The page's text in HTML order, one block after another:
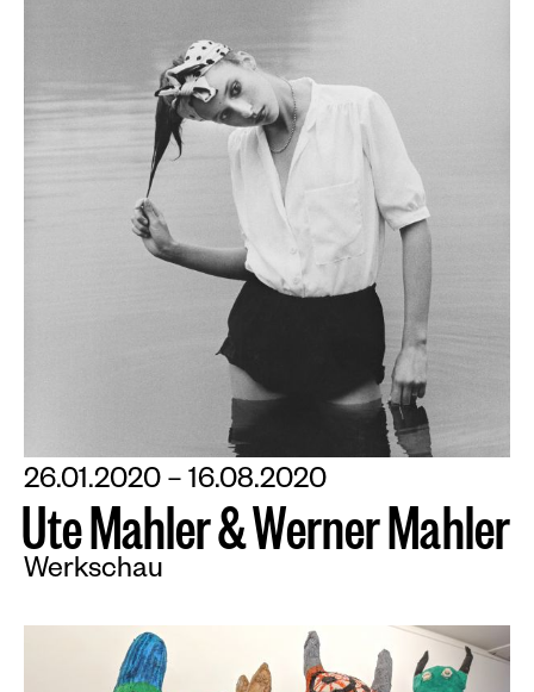
26.01.2020 – 16.08.2020
UteMahler&WernerMahler
Werkschau